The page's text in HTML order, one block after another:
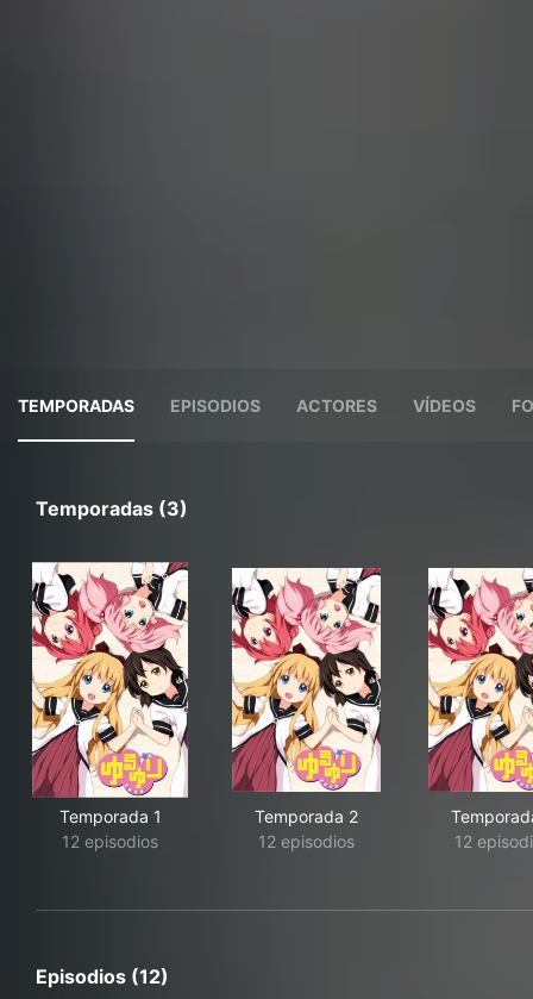
TEMPORADAS EPISODIOS ACTORES VÍDEOS
Temporadas (3)
Temporada 1
12 episodios
Temporada 2
12 episodios
12
Episodios (12)